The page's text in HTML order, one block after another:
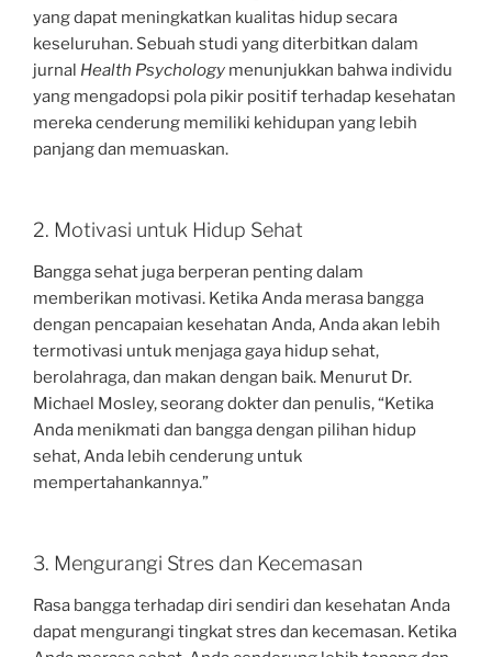
yang dapat meningkatkan kualitas hidup secara
keseluruhan. Sebuah studi yang diterbitkan dalam
jurnal Health Psychology menunjukkan bahwa individu
yang mengadopsi pola pikir positif terhadap kesehatan
mereka cenderung memiliki kehidupan yang lebih
panjang dan memuaskan.
2. Motivasi untuk Hidup Sehat
Bangga sehat juga berperan penting dalam
memberikan motivasi. Ketika Anda merasa bangga
dengan pencapaian kesehatan Anda, Anda akan lebih
termotivasi untuk menjaga gaya hidup sehat,
berolahraga, dan makan dengan baik. Menurut Dr.
Michael Mosley, seorang dokter dan penulis, “Ketika
Anda menikmati dan bangga dengan pilihan hidup
sehat, Anda lebih cenderung untuk
mempertahankannya.”
3. Mengurangi Stres dan Kecemasan
Rasa bangga terhadap diri sendiri dan kesehatan Anda
dapat mengurangi tingkat stres dan kecemasan. Ketika